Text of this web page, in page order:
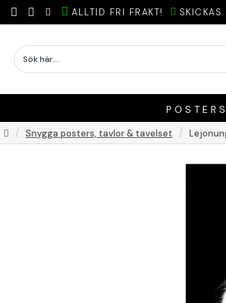
ALLTID FRI FRAKT!
POSTERS
Snygga posters, tavlor & tavelset